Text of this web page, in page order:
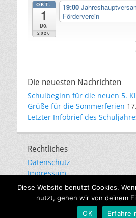
OKT.
1
Do.
2026
19:00
Förderverein
Die neuesten Nachrichten
Schulbeginn für die neuen 5.
Grüße für die Sommerferien
Letzter Infobrief des
Rechtliches
Datenschutz
Impressum
E-Mail-Kommunikation
Städtisches
Diese Website benutzt Cookies.
nutzt, gehen wir von deinem
OK
Erfahre